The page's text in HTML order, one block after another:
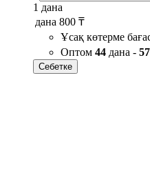
1 дана
дана 800 ₸
Ұсақ көтерме
Оптом 44 дана -
Себетке